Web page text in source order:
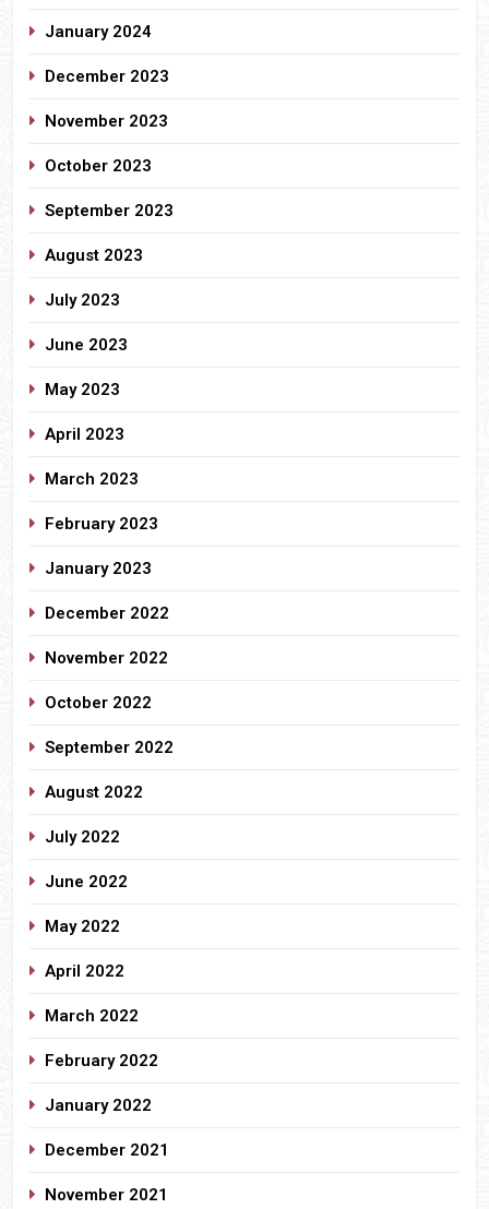
January 2024
December 2023
November 2023
October 2023
September 2023
August 2023
July 2023
June 2023
May 2023
April 2023
March 2023
February 2023
January 2023
December 2022
November 2022
October 2022
September 2022
August 2022
July 2022
June 2022
May 2022
April 2022
March 2022
February 2022
January 2022
December 2021
November 2021